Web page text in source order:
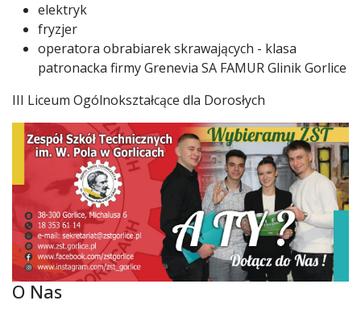
elektryk
fryzjer
operatora obrabiarek skrawających - klasa
patronacka firmy Grenevia SA FAMUR Glinik Gorlice
III Liceum Ogólnokształcące dla Dorosłych
O Nas